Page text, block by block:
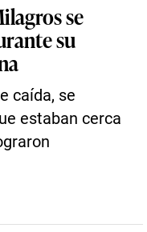
se
su
caída, se
estaban cerca